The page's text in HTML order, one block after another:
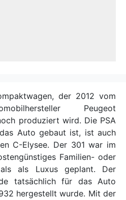
der 2012 vom
Peugeot
produziert wird. Die PSA
Auto gebaut ist, ist auch
C-Elysee. Der 301 war im
Familien- oder
als als Luxus geplant. Der
tatsächlich für das Auto
hergestellt wurde. Mit der